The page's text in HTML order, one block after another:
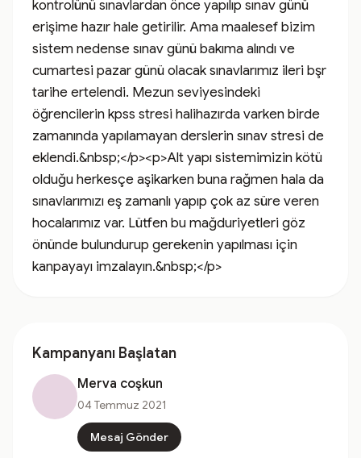
kontrolünü sınavlardan önce yapılıp sınav günü
erişime hazır hale getirilir. Ama maalesef bizim
sistem nedense sınav günü bakıma alındı ve
cumartesi pazar günü olacak sınavlarımız ileri bşr
tarihe ertelendi. Mezun seviyesindeki
öğrencilerin kpss stresi halihazırda varken birde
zamanında yapılamayan derslerin sınav stresi de
eklendi.&nbsp;</p><p>Alt yapı sistemimizin kötü
olduğu herkesçe aşikarken buna rağmen hala da
sınavlarımızı eş zamanlı yapıp çok az süre veren
hocalarımız var. Lütfen bu mağduriyetleri göz
önünde bulundurup gerekenin yapılması için
kanpayayı imzalayın.&nbsp;</p>
Kampanyanı Başlatan
Merva coşkun
04 Temmuz 2021
Mesaj Gönder